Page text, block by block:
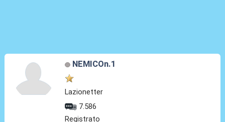
NEMICOn.1
Lazionetter
7.586
Registrato